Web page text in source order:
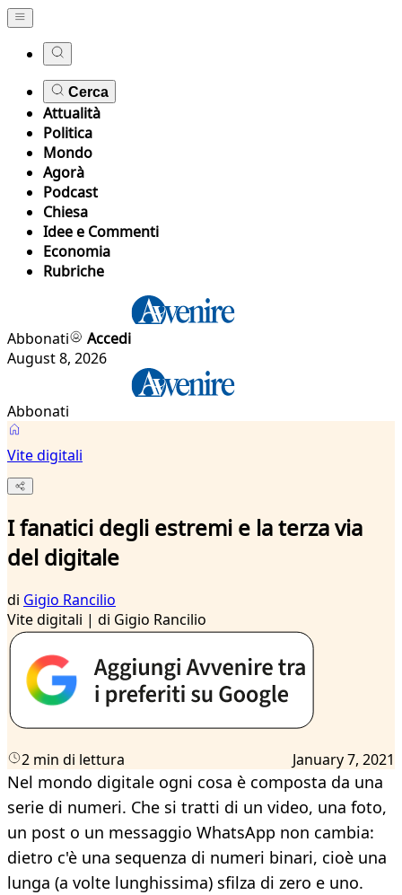
Cerca
Attualità
Politica
Mondo
Agorà
Podcast
Chiesa
Idee e Commenti
Economia
Rubriche
Abbonati
Accedi
August 8, 2026
Abbonati
Vite digitali
I fanatici degli estremi e la terza via
del digitale
di Gigio Rancilio
Vite digitali | di Gigio Rancilio
2 min di lettura January 7, 2021
Nel mondo digitale ogni cosa è composta da una
serie di numeri. Che si tratti di un video, una foto,
un post o un messaggio WhatsApp non cambia:
dietro c'è una sequenza di numeri binari, cioè una
lunga (a volte lunghissima) sfilza di zero e uno.